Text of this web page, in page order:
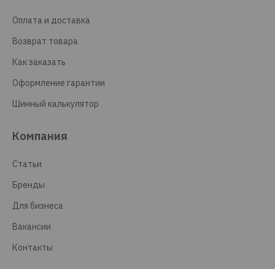
Оплата и доставка
Возврат товара
Как заказать
Оформление гарантии
Шинный калькулятор
Компания
Статьи
Бренды
Для бизнеса
Вакансии
Контакты